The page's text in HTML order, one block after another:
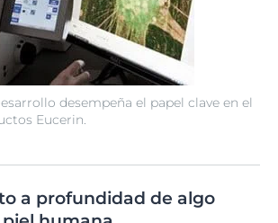
desempeña el papel clave en el
Eucerin.
a profundidad de algo